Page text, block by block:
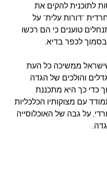
לתוכנית להקים את
"דורות עלית" על
טוענים כי הם רכשו
ממשיכה כל העת
והולכים של הגדה
כדי כך היא מתכננת
עם מצוקותיו הכלכליות
על גבה של האוכלוסייה